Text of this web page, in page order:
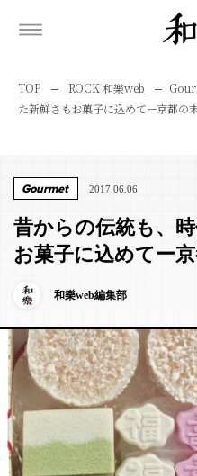
TOP ROCK 和樂web
た新鮮さもお菓子に込めてー京都の
Gourmet 2017.06.06
昔からの伝統も、
お菓子に込めてー
和樂web編集部